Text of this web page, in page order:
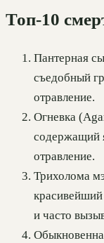
Топ-10
Пантерная
съедобный
отравление.
Огневка
содержащий
отравление.
Трихолома
красивейший
и часто